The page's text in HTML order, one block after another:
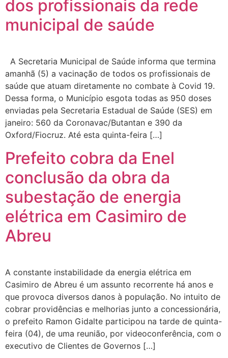
dos profissionais da rede
municipal de saúde
A Secretaria Municipal de Saúde informa que termina
amanhã (5) a vacinação de todos os profissionais de
saúde que atuam diretamente no combate à Covid 19.
Dessa forma, o Município esgota todas as 950 doses
enviadas pela Secretaria Estadual de Saúde (SES) em
janeiro: 560 da Coronavac/Butantan e 390 da
Oxford/Fiocruz. Até esta quinta-feira […]
Prefeito cobra da Enel
conclusão da obra da
subestação de energia
elétrica em Casimiro de
Abreu
A constante instabilidade da energia elétrica em
Casimiro de Abreu é um assunto recorrente há anos e
que provoca diversos danos à população. No intuito de
cobrar providências e melhorias junto a concessionária,
o prefeito Ramon Gidalte participou na tarde de quinta-
feira (04), de uma reunião, por videoconferência, com o
executivo de Clientes de Governos […]